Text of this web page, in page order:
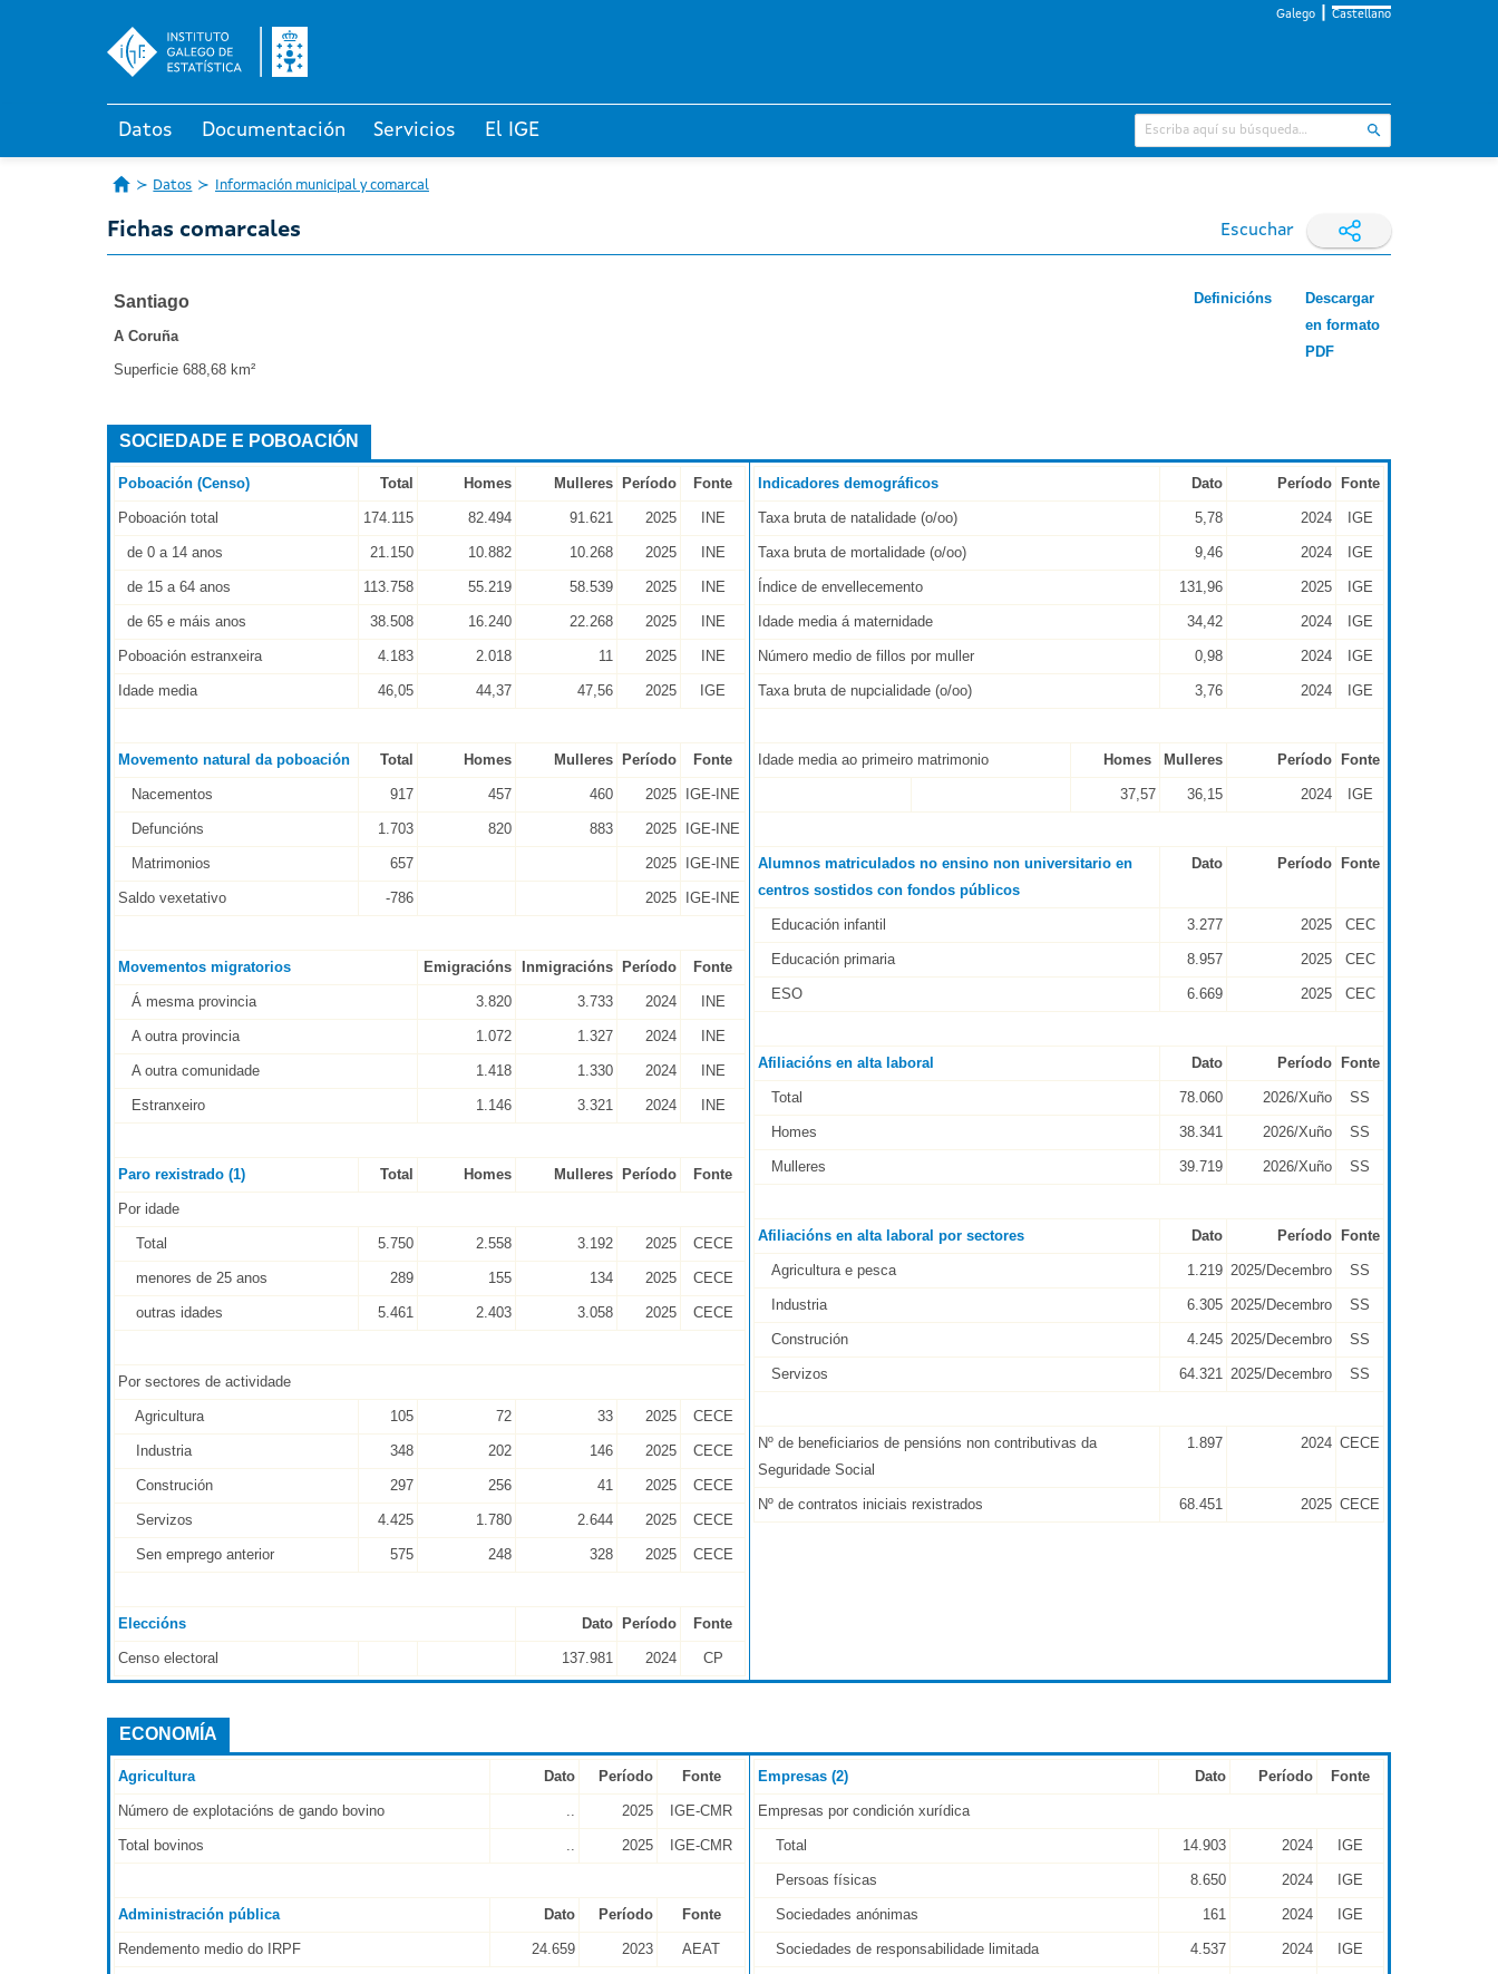
Galego Castellano
Datos Documentación Servicios El IGE
Datos Información municipal y comarcal
Fichas comarcales Escuchar
Santiago
A Coruña
Superficie 688,68 km²
Definicións
Descargar
en formato
PDF
SOCIEDADE E POBOACIÓN
Poboación (Censo) Total Homes Mulleres Período Fonte
Poboación total 174.115 82.494 91.621 2025 INE
de 0 a 14 anos 21.150 10.882 10.268 2025 INE
de 15 a 64 anos 113.758 55.219 58.539 2025 INE
de 65 e máis anos 38.508 16.240 22.268 2025 INE
Poboación estranxeira 4.183 2.018 11 2025 INE
Idade media 46,05 44,37 47,56 2025 IGE
Movemento natural da poboación Total Homes Mulleres Período Fonte
Nacementos 917 457 460 2025 IGE-INE
Defuncións 1.703 820 883 2025 IGE-INE
Matrimonios 657 2025 IGE-INE
Saldo vexetativo -786 2025 IGE-INE
Movementos migratorios Emigracións Inmigracións Período Fonte
Á mesma provincia 3.820 3.733 2024 INE
A outra provincia 1.072 1.327 2024 INE
A outra comunidade 1.418 1.330 2024 INE
Estranxeiro 1.146 3.321 2024 INE
Paro rexistrado (1) Total Homes Mulleres Período Fonte
Por idade
Total 5.750 2.558 3.192 2025 CECE
menores de 25 anos 289 155 134 2025 CECE
outras idades 5.461 2.403 3.058 2025 CECE
Por sectores de actividade
Agricultura 105 72 33 2025 CECE
Industria 348 202 146 2025 CECE
Construción 297 256 41 2025 CECE
Servizos 4.425 1.780 2.644 2025 CECE
Sen emprego anterior 575 248 328 2025 CECE
Eleccións Dato Período Fonte
Censo electoral 137.981 2024 CP
Indicadores demográficos Dato Período Fonte
Taxa bruta de natalidade (o/oo) 5,78 2024 IGE
Taxa bruta de mortalidade (o/oo) 9,46 2024 IGE
Índice de envellecemento 131,96 2025 IGE
Idade media á maternidade 34,42 2024 IGE
Número medio de fillos por muller 0,98 2024 IGE
Taxa bruta de nupcialidade (o/oo) 3,76 2024 IGE
Idade media ao primeiro matrimonio Homes Mulleres Período Fonte
37,57 36,15 2024 IGE
Alumnos matriculados no ensino non universitario en
centros sostidos con fondos públicos
Dato Período Fonte
Educación infantil 3.277 2025 CEC
Educación primaria 8.957 2025 CEC
ESO 6.669 2025 CEC
Afiliacións en alta laboral Dato Período Fonte
Total 78.060 2026/Xuño SS
Homes 38.341 2026/Xuño SS
Mulleres 39.719 2026/Xuño SS
Afiliacións en alta laboral por sectores Dato Período Fonte
Agricultura e pesca 1.219 2025/Decembro SS
Industria 6.305 2025/Decembro SS
Construción 4.245 2025/Decembro SS
Servizos 64.321 2025/Decembro SS
Nº de beneficiarios de pensións non contributivas da
Seguridade Social
1.897 2024 CECE
Nº de contratos iniciais rexistrados 68.451 2025 CECE
ECONOMÍA
Agricultura Dato Período Fonte
Número de explotacións de gando bovino .. 2025 IGE-CMR
Total bovinos .. 2025 IGE-CMR
Administración pública Dato Período Fonte
Rendemento medio do IRPF 24.659 2023 AEAT
Empresas (2) Dato Período Fonte
Empresas por condición xurídica
Total 14.903 2024 IGE
Persoas físicas 8.650 2024 IGE
Sociedades anónimas 161 2024 IGE
Sociedades de responsabilidade limitada 4.537 2024 IGE